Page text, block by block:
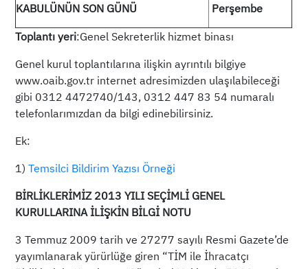
KABULÜNÜN SON GÜNÜ
Perşembe
Toplantı yeri:Genel Sekreterlik hizmet binası
Genel kurul toplantılarına ilişkin ayrıntılı bilgiye
www.oaib.gov.tr internet adresimizden ulaşılabileceği
gibi 0312 4472740/143, 0312 447 83 54 numaralı
telefonlarımızdan da bilgi edinebilirsiniz.
Ek:
1)Temsilci Bildirim Yazısı Örneği
BİRLİKLERİMİZ 2013 YILI SEÇİMLİ GENEL
KURULLARINA İLİŞKİN BİLGİ NOTU
3 Temmuz 2009 tarih ve 27277 sayılı Resmi Gazete’de
yayımlanarak yürürlüğe giren “TİM ile İhracatçı